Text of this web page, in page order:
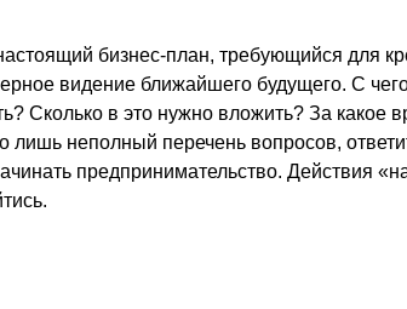
бизнес-план, требующийся для
видение ближайшего будущего. С
Сколько в это нужно вложить? За какое
лишь неполный перечень вопросов,
предпринимательство. Действия